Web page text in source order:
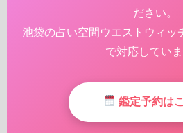
ださい。
池袋の占い空間ウエストウィッ
で対応していま
鑑定予約は